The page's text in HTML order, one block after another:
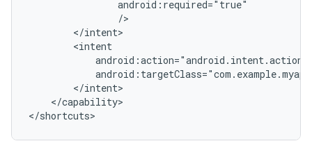
</capability>